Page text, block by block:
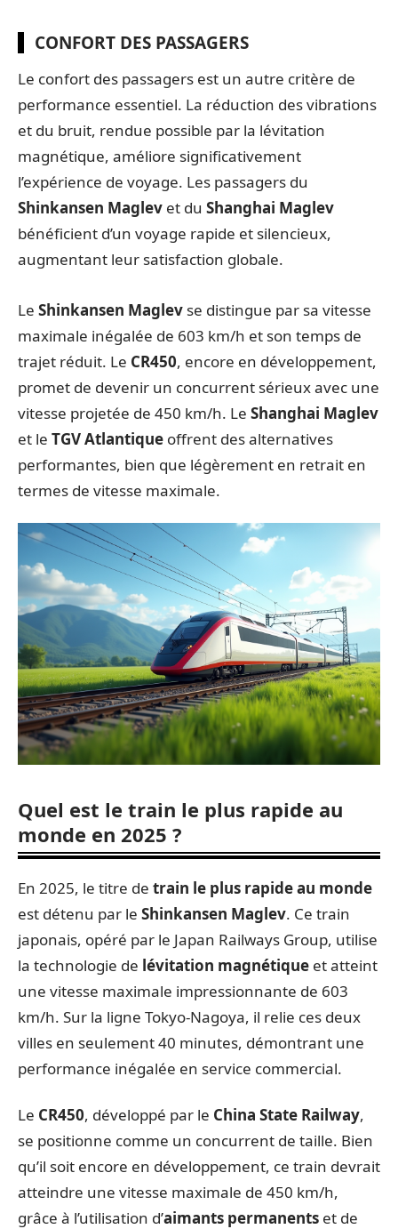
CONFORT DES PASSAGERS
Le confort des passagers est un autre critère de
performance essentiel. La réduction des vibrations
et du bruit, rendue possible par la lévitation
magnétique, améliore significativement
l’expérience de voyage. Les passagers du
Shinkansen Maglev et du Shanghai Maglev
bénéficient d’un voyage rapide et silencieux,
augmentant leur satisfaction globale.
Le Shinkansen Maglev se distingue par sa vitesse
maximale inégalée de 603 km/h et son temps de
trajet réduit. Le CR450, encore en développement,
promet de devenir un concurrent sérieux avec une
vitesse projetée de 450 km/h. Le Shanghai Maglev
et le TGV Atlantique offrent des alternatives
performantes, bien que légèrement en retrait en
termes de vitesse maximale.
Quel est le train le plus rapide au
monde en 2025 ?
En 2025, le titre de train le plus rapide au monde
est détenu par le Shinkansen Maglev. Ce train
japonais, opéré par le Japan Railways Group, utilise
la technologie de lévitation magnétique et atteint
une vitesse maximale impressionnante de 603
km/h. Sur la ligne Tokyo-Nagoya, il relie ces deux
villes en seulement 40 minutes, démontrant une
performance inégalée en service commercial.
Le CR450, développé par le China State Railway,
se positionne comme un concurrent de taille. Bien
qu’il soit encore en développement, ce train devrait
atteindre une vitesse maximale de 450 km/h,
grâce à l’utilisation d’aimants permanents et de